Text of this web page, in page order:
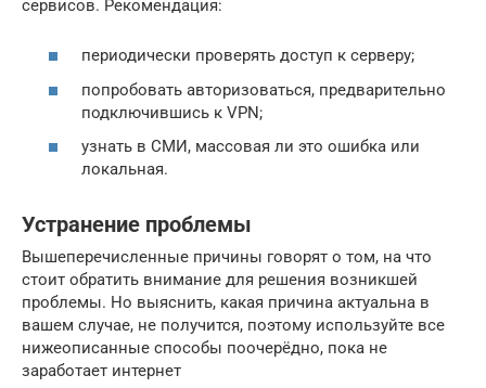
сервисов. Рекомендация:
периодически проверять доступ к серверу;
попробовать авторизоваться, предварительно
подключившись к VPN;
узнать в СМИ, массовая ли это ошибка или
локальная.
Устранение проблемы
Вышеперечисленные причины говорят о том, на что
стоит обратить внимание для решения возникшей
проблемы. Но выяснить, какая причина актуальна в
вашем случае, не получится, поэтому используйте все
нижеописанные способы поочерёдно, пока не
заработает интернет